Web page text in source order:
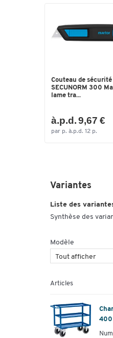
Couteau de sécurité
SECUNORM 300
lame tra...
à.p.d. 9,67 €
par p. à.p.d. 12 p.
Variantes
Liste des
Synthèse des
Modèle
Articles
400